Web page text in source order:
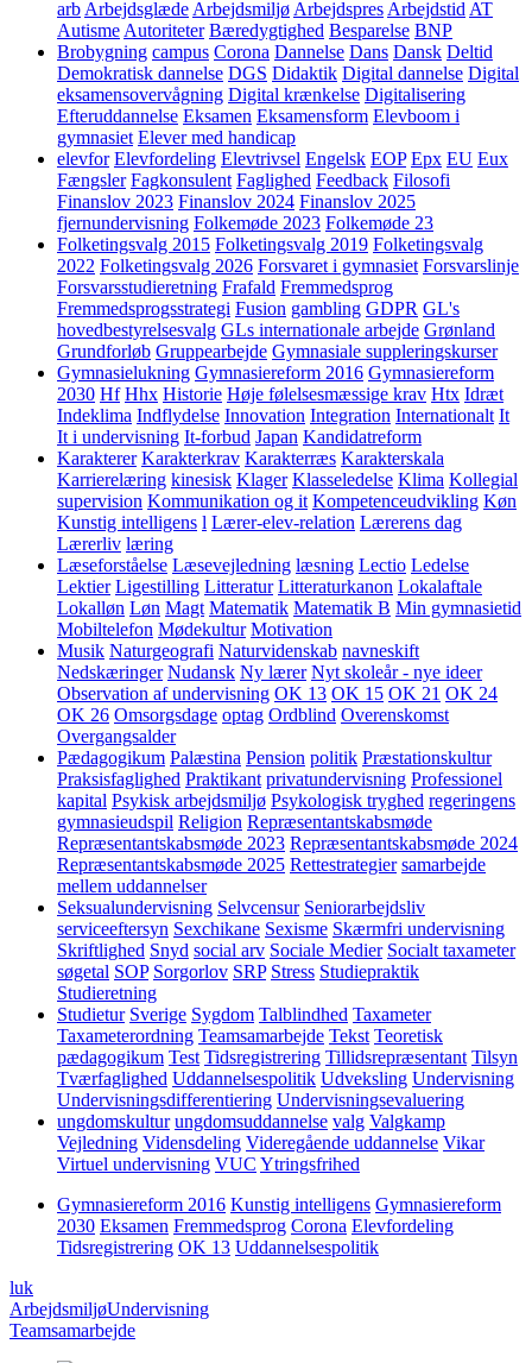
arb Arbejdsglæde Arbejdsmiljø Arbejdspres Arbejdstid AT
Autisme Autoriteter Bæredygtighed Besparelse BNP
Brobygning campus Corona Dannelse Dans Dansk Deltid
Demokratisk dannelse DGS Didaktik Digital dannelse Digital
eksamensovervågning Digital krænkelse Digitalisering
Efteruddannelse Eksamen Eksamensform Elevboom i
gymnasiet Elever med handicap
elevfor Elevfordeling Elevtrivsel Engelsk EOP Epx EU Eux
Fængsler Fagkonsulent Faglighed Feedback Filosofi
Finanslov 2023 Finanslov 2024 Finanslov 2025
fjernundervisning Folkemøde 2023 Folkemøde 23
Folketingsvalg 2015 Folketingsvalg 2019 Folketingsvalg
2022 Folketingsvalg 2026 Forsvaret i gymnasiet Forsvarslinje
Forsvarsstudieretning Frafald Fremmedsprog
Fremmedsprogsstrategi Fusion gambling GDPR GL's
hovedbestyrelsesvalg GLs internationale arbejde Grønland
Grundforløb Gruppearbejde Gymnasiale suppleringskurser
Gymnasielukning Gymnasiereform 2016 Gymnasiereform
2030 Hf Hhx Historie Høje følelsesmæssige krav Htx Idræt
Indeklima Indflydelse Innovation Integration Internationalt It
It i undervisning It-forbud Japan Kandidatreform
Karakterer Karakterkrav Karakterræs Karakterskala
Karrierelæring kinesisk Klager Klasseledelse Klima Kollegial
supervision Kommunikation og it Kompetenceudvikling Køn
Kunstig intelligens l Lærer-elev-relation Lærerens dag
Lærerliv læring
Læseforståelse Læsevejledning læsning Lectio Ledelse
Lektier Ligestilling Litteratur Litteraturkanon Lokalaftale
Lokalløn Løn Magt Matematik Matematik B Min gymnasietid
Mobiltelefon Mødekultur Motivation
Musik Naturgeografi Naturvidenskab navneskift
Nedskæringer Nudansk Ny lærer Nyt skoleår - nye ideer
Observation af undervisning OK 13 OK 15 OK 21 OK 24
OK 26 Omsorgsdage optag Ordblind Overenskomst
Overgangsalder
Pædagogikum Palæstina Pension politik Præstationskultur
Praksisfaglighed Praktikant privatundervisning Professionel
kapital Psykisk arbejdsmiljø Psykologisk tryghed regeringens
gymnasieudspil Religion Repræsentantskabsmøde
Repræsentantskabsmøde 2023 Repræsentantskabsmøde 2024
Repræsentantskabsmøde 2025 Rettestrategier samarbejde
mellem uddannelser
Seksualundervisning Selvcensur Seniorarbejdsliv
serviceeftersyn Sexchikane Sexisme Skærmfri undervisning
Skriftlighed Snyd social arv Sociale Medier Socialt taxameter
søgetal SOP Sorgorlov SRP Stress Studiepraktik
Studieretning
Studietur Sverige Sygdom Talblindhed Taxameter
Taxameterordning Teamsamarbejde Tekst Teoretisk
pædagogikum Test Tidsregistrering Tillidsrepræsentant Tilsyn
Tværfaglighed Uddannelsespolitik Udveksling Undervisning
Undervisningsdifferentiering Undervisningsevaluering
ungdomskultur ungdomsuddannelse valg Valgkamp
Vejledning Vidensdeling Videregående uddannelse Vikar
Virtuel undervisning VUC Ytringsfrihed
Gymnasiereform 2016 Kunstig intelligens Gymnasiereform
2030 Eksamen Fremmedsprog Corona Elevfordeling
Tidsregistrering OK 13 Uddannelsespolitik
luk
ArbejdsmiljøUndervisning
Teamsamarbejde